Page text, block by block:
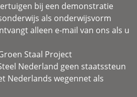
bij een demonstratie
als onderwijsvorm
alleen e-mail van ons als u
Staal Project
Nederland geen staatssteun
Nederlands wegennet als